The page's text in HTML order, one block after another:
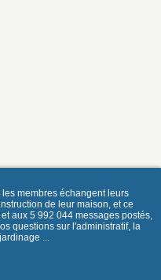
membres échangent leurs
de leur maison, et ce
aux 5 992 044 messages postés,
questions sur l'administratif, la
...